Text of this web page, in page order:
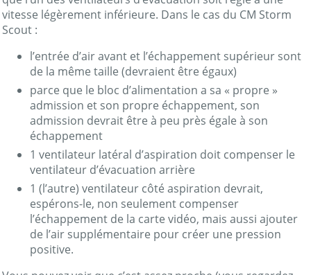
vitesse légèrement inférieure. Dans le cas du CM Storm
Scout :
l’entrée d’air avant et l’échappement supérieur sont
de la même taille (devraient être égaux)
parce que le bloc d’alimentation a sa « propre »
admission et son propre échappement, son
admission devrait être à peu près égale à son
échappement
1 ventilateur latéral d’aspiration doit compenser le
ventilateur d’évacuation arrière
1 (l’autre) ventilateur côté aspiration devrait,
espérons-le, non seulement compenser
l’échappement de la carte vidéo, mais aussi ajouter
de l’air supplémentaire pour créer une pression
positive.